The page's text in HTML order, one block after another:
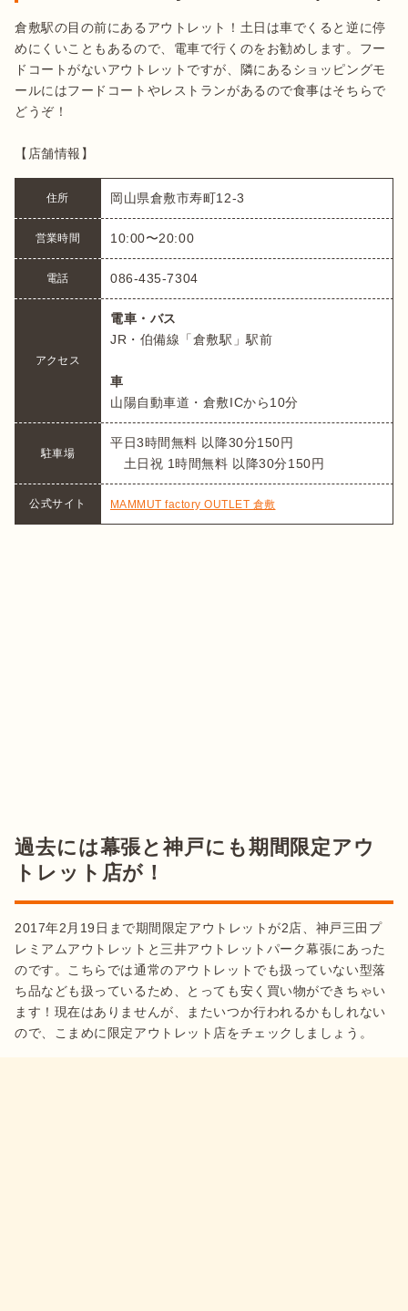
倉敷駅の目の前にあるアウトレット！土日は車でくると逆に停
めにくいこともあるので、電車で行くのをお勧めします。フー
ドコートがないアウトレットですが、隣にあるショッピングモ
ールにはフードコートやレストランがあるので食事はそちらで
どうぞ！
【店舗情報】
住所 岡山県倉敷市寿町12-3
営業時間 10:00〜20:00
電話 086-435-7304
アクセス
電車・バス
JR・伯備線「倉敷駅」駅前
車
山陽自動車道・倉敷ICから10分
駐車場
平日3時間無料 以降30分150円
土日祝 1時間無料 以降30分150円
公式サイト MAMMUT factory OUTLET 倉敷
過去には幕張と神戸にも期間限定アウ
トレット店が！
2017年2月19日まで期間限定アウトレットが2店、神戸三田プ
レミアムアウトレットと三井アウトレットパーク幕張にあった
のです。こちらでは通常のアウトレットでも扱っていない型落
ち品なども扱っているため、とっても安く買い物ができちゃい
ます！現在はありませんが、またいつか行われるかもしれない
ので、こまめに限定アウトレット店をチェックしましょう。